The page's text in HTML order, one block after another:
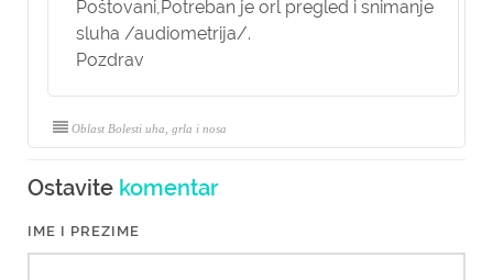
Poštovani,Potreban je orl pregled i snimanje
sluha /audiometrija/.
Pozdrav
Oblast Bolesti uha, grla i nosa
Ostavite komentar
IME I PREZIME